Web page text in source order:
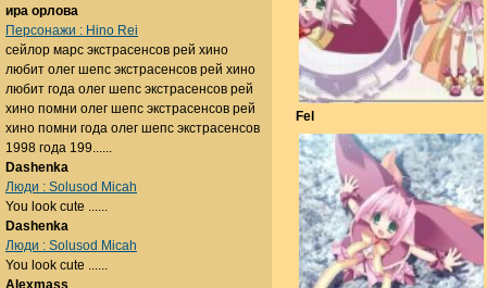
Fel
ира орлова
Персонажи : Hino Rei
сейлор марс экстрасенсов рей хино
любит олег шепс экстрасенсов рей хино
любит года олег шепс экстрасенсов рей
хино помни олег шепс экстрасенсов рей
хино помни года олег шепс экстрасенсов
1998 года 199......
Dashenka
Люди : Solusod Micah
You look cute ......
Dashenka
Люди : Solusod Micah
You look cute ......
Alexmass